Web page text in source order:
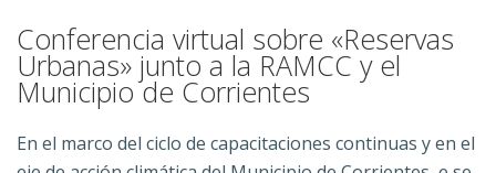
Conferencia virtual sobre «Reservas
Urbanas» junto a la RAMCC y el
Municipio de Corrientes
En el marco del ciclo de capacitaciones continuas y en el